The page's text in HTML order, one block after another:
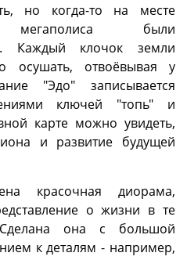
но когда-то на месте
мегаполиса были
Каждый клочок земли
осушать, отвоёвывая у
"Эдо" записывается
ключей "топь" и
карте можно увидеть,
и развитие будущей
красочная диорама,
о жизни в те
она с большой
к деталям - например,